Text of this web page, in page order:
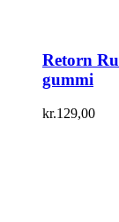
Retorn
gummi
kr.129,00